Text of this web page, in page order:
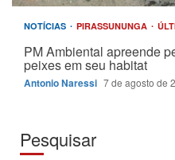
NOTÍCIAS PIRASSUNUNGA
PM Ambiental apreende
peixes em seu habitat
Antonio Naressi 7 de agosto de
Pesquisar